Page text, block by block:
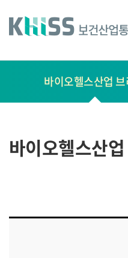
건
서
간
행
바이오헬스산업
바이오헬스산